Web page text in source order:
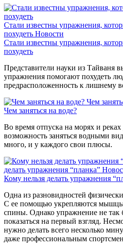
Стали известны упражнения,
похудеть Новости
Стали известны упражнения,
похудеть
Представители науки из Тайваня
упражнения помогают похудеть
предрасположенность к лишнему
Чем
Чем заняться на воде?
Во время отпуска на морях и реках
возможность заняться водными
много, и у каждого свои плюсы.
делать упражнения “планка”
Кому нельзя делать упражнения
Одна из разновидностей
С ее помощью укрепляются мышцы
спины. Однако упражнение не так
показаться на первый взгляд.
нужно делать всего несколько
даже профессиональным